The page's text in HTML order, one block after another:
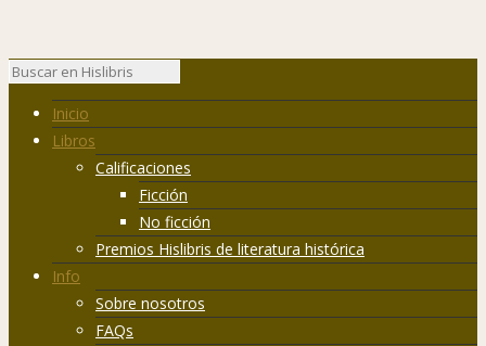
Inicio
Libros
Calificaciones
Ficción
No ficción
Premios Hislibris de literatura histórica
Info
Sobre nosotros
FAQs